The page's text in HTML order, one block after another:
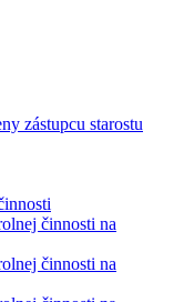
zástupcu starostu
činnosti na
činnosti na